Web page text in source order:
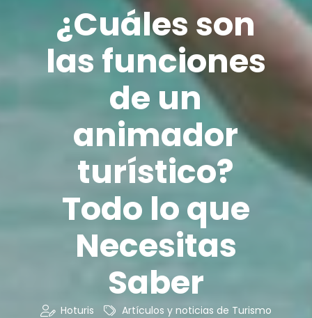
¿Cuáles son
las funciones
de un
animador
turístico?
Todo lo que
Necesitas
Saber
Hoturis Artículos y noticias de Turismo